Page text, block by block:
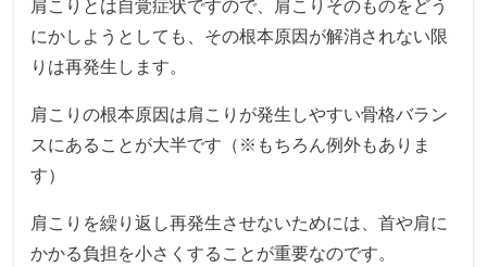
肩こりとは自覚症状ですので、肩こりそのものをどう
にかしようとしても、その根本原因が解消されない限
りは再発生します。
肩こりの根本原因は肩こりが発生しやすい骨格バラン
スにあることが大半です（※もちろん例外もありま
す）
肩こりを繰り返し再発生させないためには、首や肩に
かかる負担を小さくすることが重要なのです。